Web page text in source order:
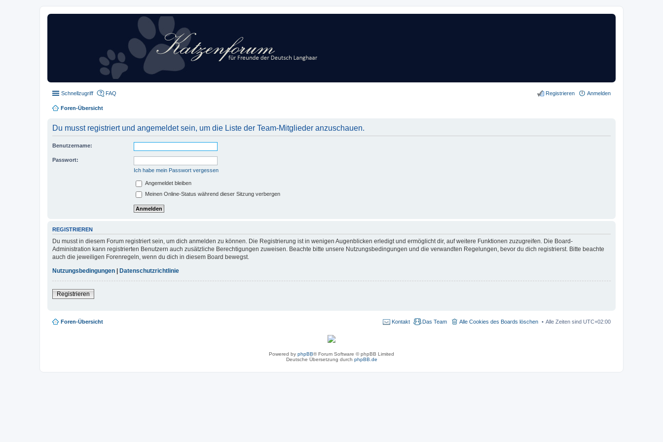
Schnellzugriff FAQ Anmelden
Registrieren
Foren-Übersicht
Du musst registriert und angemeldet sein, um die Liste der Team-Mitglieder anzuschauen.
Benutzername:
Passwort:
Ich habe mein Passwort vergessen
Angemeldet bleiben
Meinen Online-Status während dieser Sitzung verbergen
REGISTRIEREN
Du musst in diesem Forum registriert sein, um dich anmelden zu können. Die Registrierung ist in wenigen Augenblicken erledigt und ermöglicht dir, auf weitere Funktionen zuzugreifen. Die Board-
Administration kann registrierten Benutzern auch zusätzliche Berechtigungen zuweisen. Beachte bitte unsere Nutzungsbedingungen und die verwandten Regelungen, bevor du dich registrierst. Bitte beachte
auch die jeweiligen Forenregeln, wenn du dich in diesem Board bewegst.
Nutzungsbedingungen | Datenschutzrichtlinie
Registrieren
Foren-Übersicht Alle Zeiten sind UTC+02:00
Alle Cookies des Boards löschen
Das Team
Kontakt
Powered by phpBB® Forum Software © phpBB Limited
Deutsche Übersetzung durch phpBB.de